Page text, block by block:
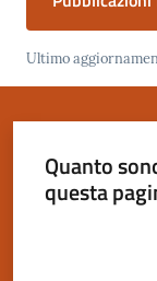
Servizi
on-
Tutti
Ultimo
Quanto
questa